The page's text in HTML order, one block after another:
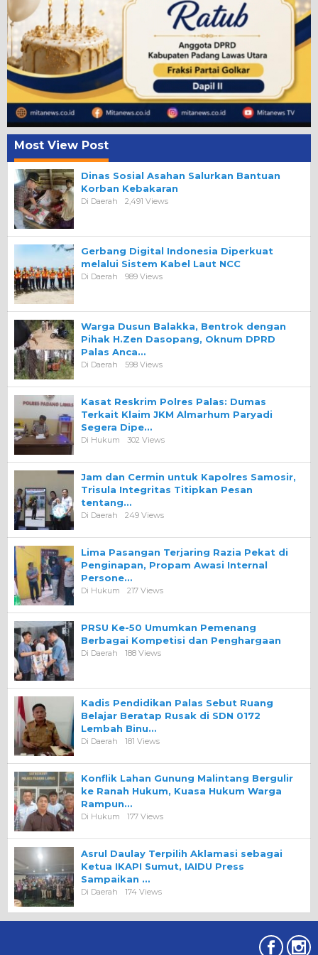
Most View Post
Dinas Sosial Asahan Salurkan Bantuan
Korban Kebakaran
Di Daerah 2,491 Views
Gerbang Digital Indonesia Diperkuat
melalui Sistem Kabel Laut NCC
Di Daerah 989 Views
Warga Dusun Balakka, Bentrok dengan
Pihak H.Zen Dasopang, Oknum DPRD
Palas Anca…
Di Daerah 598 Views
Kasat Reskrim Polres Palas: Dumas
Terkait Klaim JKM Almarhum Paryadi
Segera Dipe…
Di Hukum 302 Views
Jam dan Cermin untuk Kapolres Samosir,
Trisula Integritas Titipkan Pesan
tentang…
Di Daerah 249 Views
Lima Pasangan Terjaring Razia Pekat di
Penginapan, Propam Awasi Internal
Persone…
Di Hukum 217 Views
PRSU Ke-50 Umumkan Pemenang
Berbagai Kompetisi dan Penghargaan
Di Daerah 188 Views
Kadis Pendidikan Palas Sebut Ruang
Belajar Beratap Rusak di SDN 0172
Lembah Binu…
Di Daerah 181 Views
Konflik Lahan Gunung Malintang Bergulir
ke Ranah Hukum, Kuasa Hukum Warga
Rampun…
Di Hukum 177 Views
Asrul Daulay Terpilih Aklamasi sebagai
Ketua IKAPI Sumut, IAIDU Press
Sampaikan …
Di Daerah 174 Views